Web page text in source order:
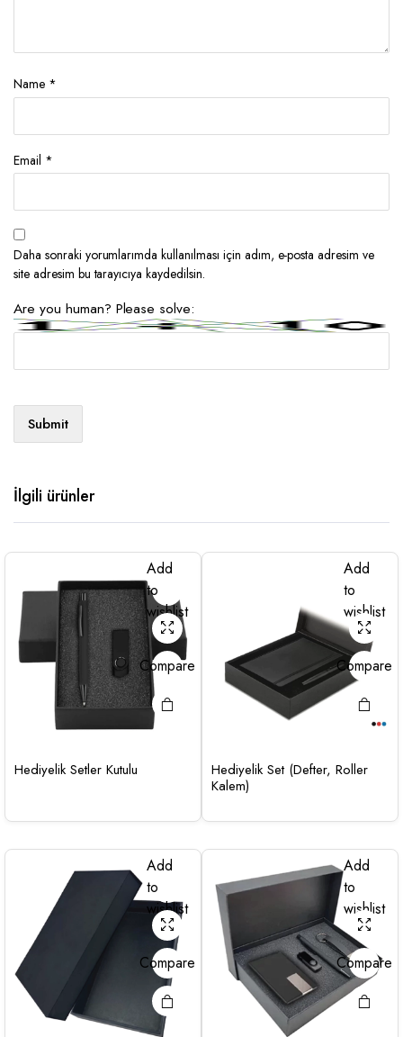
Name *
Email *
Daha sonraki yorumlarımda kullanılması için adım, e-posta adresim ve
site adresim bu tarayıcıya kaydedilsin.
Are you human? Please solve:
İlgili ürünler
Add
to
wishlist
Compare
Hediyelik Setler Kutulu
Add
to
wishlist
Compare
Hediyelik Set (Defter, Roller
Kalem)
Add
to
wishlist
Compare
Add
to
wishlist
Compare